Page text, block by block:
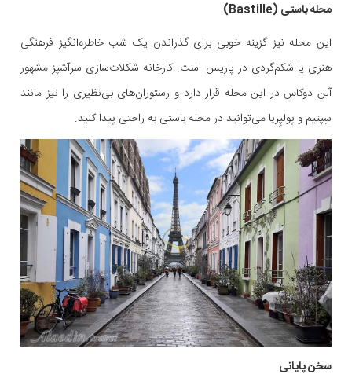
محله باستی (Bastille)
این محله نیز گزینه خوبی برای گذراندن یک شب خاطره‌انگیز فرهنگی
هنری یا شکم‌گردی در پاریس است. کارخانه شکلات‌سازی سرآشپز مشهور
آلن دوکاس در این محله قرار دارد و رستوران‌های بی‌نظیری را نیز مانند
سِپتیم و پولپِریا می‌توانید در محله باستی به راحتی پیدا کنید.
سخن پایانی